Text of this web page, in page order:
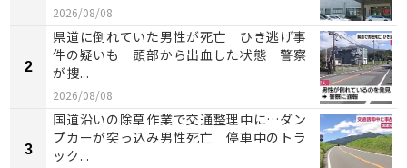
2026/08/08
2
県道に倒れていた男性が死亡 ひき逃げ事
件の疑いも 頭部から出血した状態 警察
が捜...
2026/08/08
3
国道沿いの除草作業で交通整理中に…ダン
プカーが突っ込み男性死亡 停車中のトラ
ック...